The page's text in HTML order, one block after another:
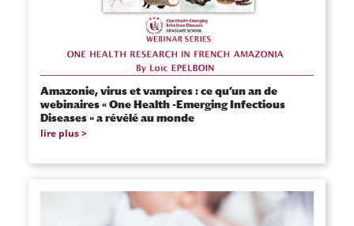
Amazonie, virus et vampires : ce qu’un an de
webinaires « One Health -Emerging Infectious
Diseases » a révélé au monde
lire plus